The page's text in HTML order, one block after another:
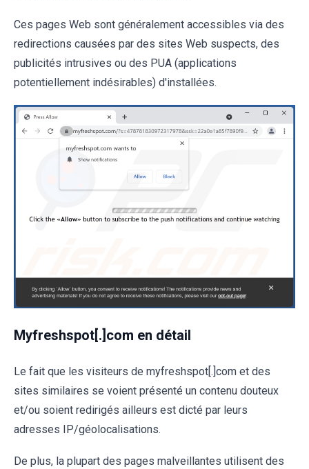
Ces pages Web sont généralement accessibles via des
redirections causées par des sites Web suspects, des
publicités intrusives ou des PUA (applications
potentiellement indésirables) d'installées.
Myfreshspot[.]com en détail
Le fait que les visiteurs de myfreshspot[.]com et des
sites similaires se voient présenté un contenu douteux
et/ou soient redirigés ailleurs est dicté par leurs
adresses IP/géolocalisations.
De plus, la plupart des pages malveillantes utilisent des